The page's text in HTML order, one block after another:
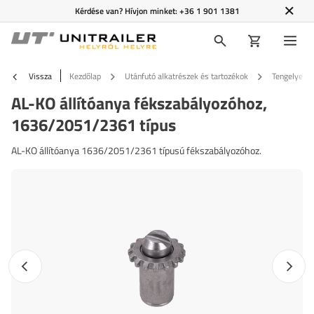
Kérdése van? Hívjon minket:+36 1 901 1381
Vissza Kezdőlap Utánfutó alkatrészek és tartozékok Tengelyek
AL-KO állítóanya fékszabályozóhoz,
1636/2051/2361 típus
AL-KO állítóanya 1636/2051/2361 típusú fékszabályozóhoz.
Előző fotó